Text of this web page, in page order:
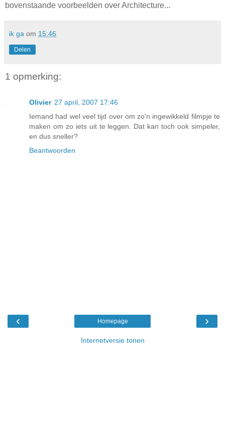
bovenstaande voorbeelden over Architecture...
ik ga om 15:46
Delen
1 opmerking:
Olivier 27 april, 2007 17:46
Iemand had wel veel tijd over om zo'n ingewikkeld filmpje te
maken om zo iets uit te leggen. Dat kan toch ook simpeler,
en dus sneller?
Beantwoorden
‹ ›
Homepage
Internetversie tonen